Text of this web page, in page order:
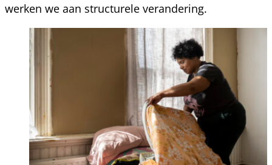
werken we aan structurele verandering.